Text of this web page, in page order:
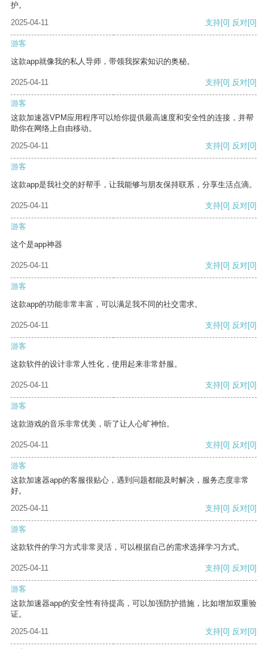
护。
2025-04-11
支持[0] 反对[0]
游客
这款app就像我的私人导师，带领我探索知识的奥秘。
2025-04-11 支持[0] 反对[0]
游客
这款加速器VPM应用程序可以给你提供最高速度和安全性的连接，并帮
助你在网络上自由移动。
2025-04-11
支持[0] 反对[0]
游客
这款app是我社交的好帮手，让我能够与朋友保持联系，分享生活点滴。
2025-04-11 支持[0] 反对[0]
游客
这个是app神器
2025-04-11 支持[0] 反对[0]
游客
这款app的功能非常丰富，可以满足我不同的社交需求。
2025-04-11 支持[0] 反对[0]
游客
这款软件的设计非常人性化，使用起来非常舒服。
2025-04-11 支持[0] 反对[0]
游客
这款游戏的音乐非常优美，听了让人心旷神怡。
2025-04-11 支持[0] 反对[0]
游客
这款加速器app的客服很贴心，遇到问题都能及时解决，服务态度非常
好。
2025-04-11
支持[0] 反对[0]
游客
这款软件的学习方式非常灵活，可以根据自己的需求选择学习方式。
2025-04-11 支持[0] 反对[0]
游客
这款加速器app的安全性有待提高，可以加强防护措施，比如增加双重验
证。
2025-04-11
支持[0] 反对[0]